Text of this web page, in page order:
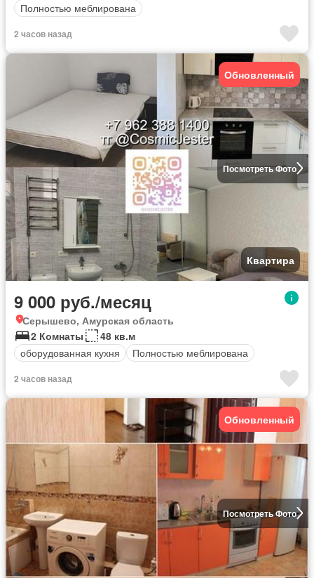
Полностью меблирована
2 часов назад
Посмотреть Фото
Обновленный
Квартира
9 000 руб./месяц
Серышево, Амурская область
2 Комнаты
48 кв.м
оборудованная кухня
Полностью меблирована
2 часов назад
Посмотреть Фото
Обновленный